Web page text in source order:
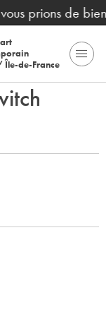
prions de
Île-de-France